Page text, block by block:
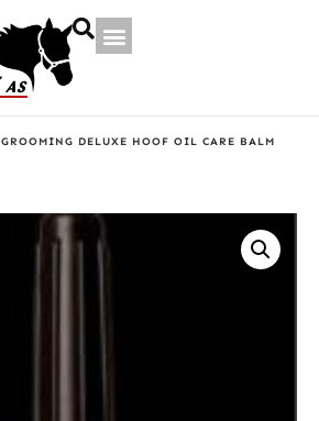
GROOMING DELUXE HOOF OIL CARE BALM